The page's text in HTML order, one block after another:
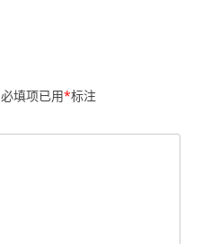
必填项已用*标注